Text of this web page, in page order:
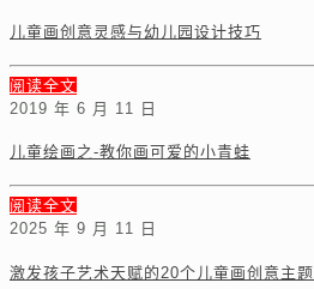
儿童画创意灵感与幼儿园设计技巧
阅读全文
2019 年 6 月 11 日
儿童绘画之-教你画可爱的小青蛙
阅读全文
2025 年 9 月 11 日
激发孩子艺术天赋的20个儿童画创意主题